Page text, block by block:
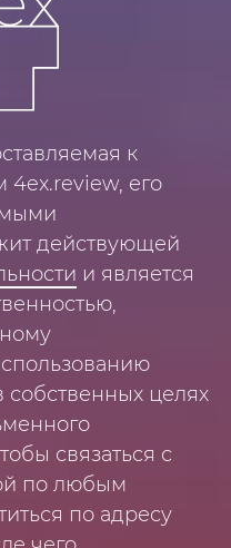
к
4ex.review, его
действующей
и является
целях
связаться с
по любым
по адресу